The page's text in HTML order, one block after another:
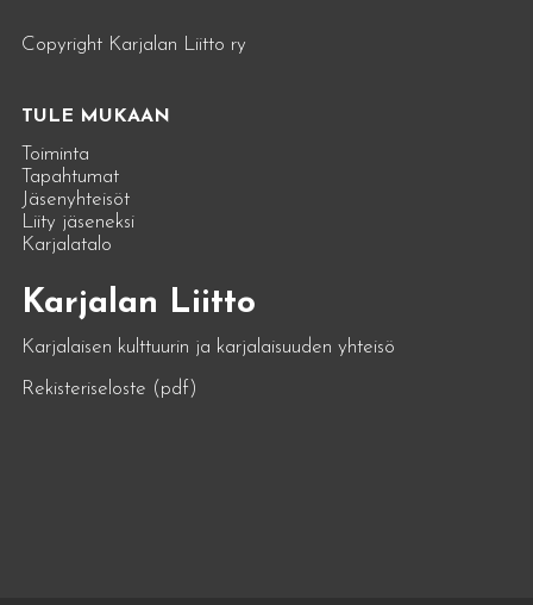
Copyright Karjalan Liitto ry
TULE MUKAAN
Toiminta
Tapahtumat
Jäsenyhteisöt
Liity jäseneksi
Karjalatalo
Karjalan Liitto
Karjalaisen kulttuurin ja karjalaisuuden yhteisö
Rekisteriseloste (pdf)